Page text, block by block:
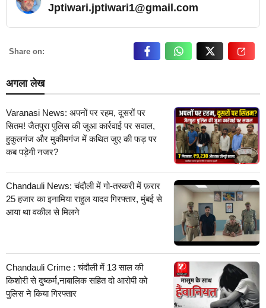
Jptiwari.jptiwari1@gmail.com… Read More
Share on:
अगला लेख
Varanasi News: अपनों पर रहम, दूसरों पर
सितम! जैतपुरा पुलिस की जुआ कार्रवाई पर सवाल,
हुकुलगंज और मुकीमगंज में कथित जुए की फड़ पर
कब पड़ेगी नजर?
Chandauli News: चंदौली में गो-तस्करी में फ़रार
25 हजार का इनामिया राहुल यादव गिरफ्तार, मुंबई से
आया था वकील से मिलने
Chandauli Crime : चंदौली में 13 साल की
किशोरी से दुष्कर्म,नाबालिक सहित दो आरोपी को
पुलिस ने किया गिरफ्तार